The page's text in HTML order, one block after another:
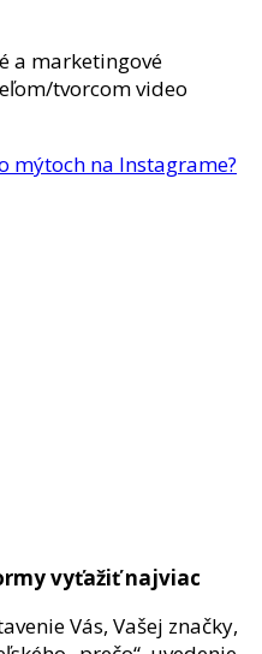
a marketingové
tvorcom video
mýtoch na Instagrame?
vyťažiť najviac
Vás, Vašej značky,